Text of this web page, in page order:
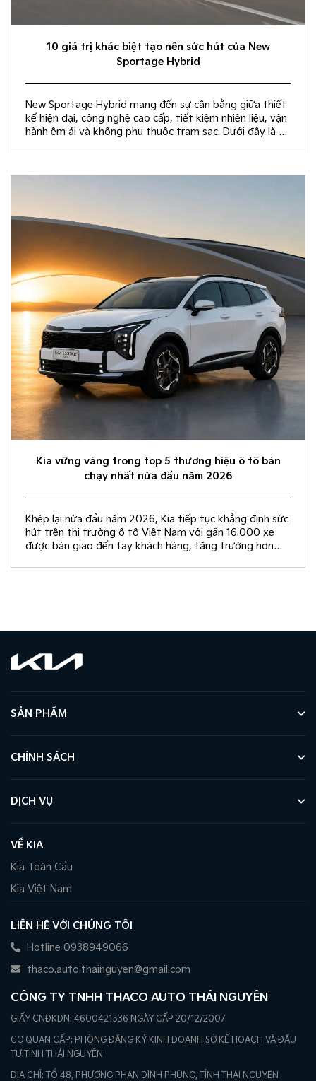
10 giá trị khác biệt tạo nên sức hút của New
Sportage Hybrid
New Sportage Hybrid mang đến sự cân bằng giữa thiết
kế hiện đại, công nghệ cao cấp, tiết kiệm nhiên liệu, vận
hành êm ái và không phụ thuộc trạm sạc. Dưới đây là 10
Kia vững vàng trong top 5 thương hiệu ô tô bán
chạy nhất nửa đầu năm 2026
Khép lại nửa đầu năm 2026, Kia tiếp tục khẳng định sức
hút trên thị trường ô tô Việt Nam với gần 16.000 xe
được bàn giao đến tay khách hàng, tăng trưởng hơn
SẢN PHẨM
CHÍNH SÁCH
DỊCH VỤ
VỀ KIA
Kia Toàn Cầu
Kia Việt Nam
LIÊN HỆ VỚI CHÚNG TÔI
Hotline 0938949066
thaco.auto.thainguyen@gmail.com
CÔNG TY TNHH THACO AUTO THÁI NGUYÊN
GIẤY CNĐKDN: 4600421536 NGÀY CẤP 20/12/2007
CƠ QUAN CẤP: PHÒNG ĐĂNG KÝ KINH DOANH SỞ KẾ HOẠCH VÀ ĐẦU
TƯ TỈNH THÁI NGUYÊN
ĐỊA CHỈ: TỔ 48, PHƯỜNG PHAN ĐÌNH PHÙNG, TỈNH THÁI NGUYÊN